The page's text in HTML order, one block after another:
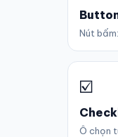
Nút
☑️
Ô chọn